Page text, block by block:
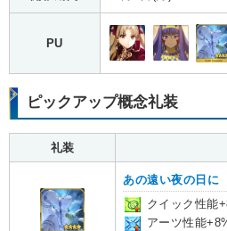
PU
ピックアップ概念礼装
礼装
あの遠い夜の日に
クイック性能
アーツ性能